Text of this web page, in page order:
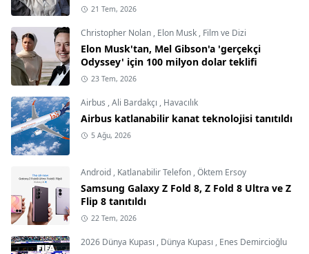
21 Tem, 2026
Christopher Nolan , Elon Musk , Film ve Dizi
Elon Musk'tan, Mel Gibson'a 'gerçekçi
Odyssey' için 100 milyon dolar teklifi
23 Tem, 2026
Airbus ,Ali Bardakçı , Havacılık
Airbus katlanabilir kanat teknolojisi tanıtıldı
5 Ağu, 2026
Android , Katlanabilir Telefon ,Öktem Ersoy
Samsung Galaxy Z Fold 8, Z Fold 8 Ultra ve Z
Flip 8 tanıtıldı
22 Tem, 2026
2026 Dünya Kupası , Dünya Kupası , Enes Demircioğlu